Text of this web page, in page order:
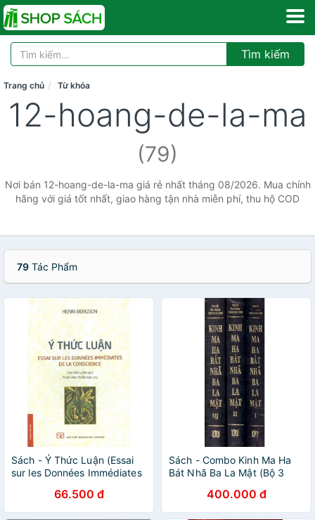
Tìm kiếm
Trang chủ Từ khóa
12-hoang-de-la-ma
(79)
Nơi bán 12-hoang-de-la-ma giá rẻ nhất tháng 08/2026. Mua chính
hãng với giá tốt nhất, giao hàng tận nhà miễn phí, thu hộ COD
79 Tác Phẩm
Sách - Ý Thức Luận (Essai
sur les Données Immédiates
66.500 đ
Sách - Combo Kinh Ma Ha
Bát Nhã Ba La Mật (Bộ 3
400.000 đ